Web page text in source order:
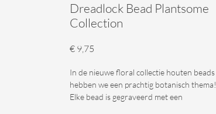
Dreadlock Bead Plantsome
Collection
€ 9,75
In de nieuwe floral collectie houten beads
hebben we een prachtig botanisch thema!
Elke bead is gegraveerd met een